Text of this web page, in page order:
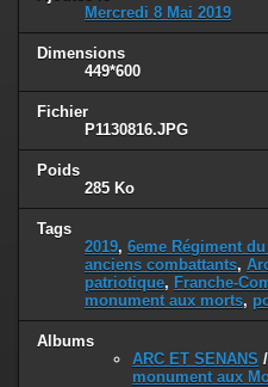
Mercredi 8 Mai 2019
Dimensions
449*600
Fichier
P1130816.JPG
Poids
285 Ko
Tags
2019, 6eme Régiment du
anciens combattants,
patriotique, Franche-
monument aux morts,
Albums
ARC ET SENANS /
monument aux